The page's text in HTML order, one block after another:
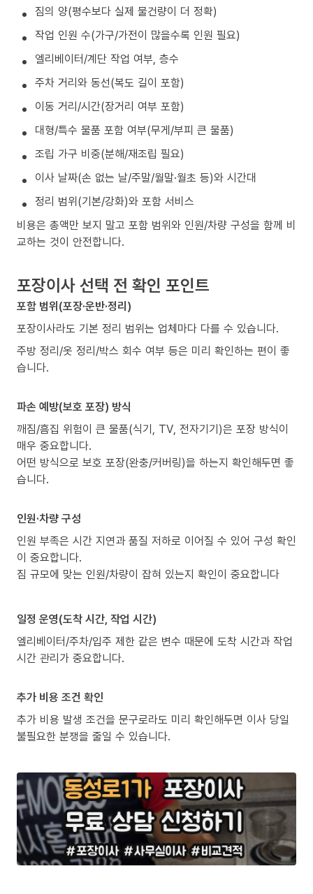
짐의 양(평수보다 실제 물건량이 더 정확)
작업 인원 수(가구/가전이 많을수록 인원 필요)
엘리베이터/계단 작업 여부, 층수
주차 거리와 동선(복도 길이 포함)
이동 거리/시간(장거리 여부 포함)
대형/특수 물품 포함 여부(무게/부피 큰 물품)
조립 가구 비중(분해/재조립 필요)
이사 날짜(손 없는 날/주말/월말·월초 등)와 시간대
정리 범위(기본/강화)와 포함 서비스
비용은 총액만 보지 말고 포함 범위와 인원/차량 구성을 함께 비
교하는 것이 안전합니다.
포장이사 선택 전 확인 포인트
포함 범위(포장·운반·정리)
포장이사라도 기본 정리 범위는 업체마다 다를 수 있습니다.
주방 정리/옷 정리/박스 회수 여부 등은 미리 확인하는 편이 좋
습니다.
파손 예방(보호 포장) 방식
깨짐/흠집 위험이 큰 물품(식기, TV, 전자기기)은 포장 방식이
매우 중요합니다.
어떤 방식으로 보호 포장(완충/커버링)을 하는지 확인해두면 좋
습니다.
인원·차량 구성
인원 부족은 시간 지연과 품질 저하로 이어질 수 있어 구성 확인
이 중요합니다.
짐 규모에 맞는 인원/차량이 잡혀 있는지 확인이 중요합니다
일정 운영(도착 시간, 작업 시간)
엘리베이터/주차/입주 제한 같은 변수 때문에 도착 시간과 작업
시간 관리가 중요합니다.
추가 비용 조건 확인
추가 비용 발생 조건을 문구로라도 미리 확인해두면 이사 당일
불필요한 분쟁을 줄일 수 있습니다.